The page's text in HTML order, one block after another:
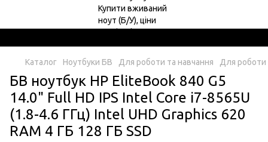
Каталог Ноутбуки БВ Для роботи та навчання Для роботи
БВ ноутбук HP EliteBook 840 G5
14.0" Full HD IPS Intel Core i7-8565U
(1.8-4.6 ГГц) Intel UHD Graphics 620
RAM 4 ГБ 128 ГБ SSD